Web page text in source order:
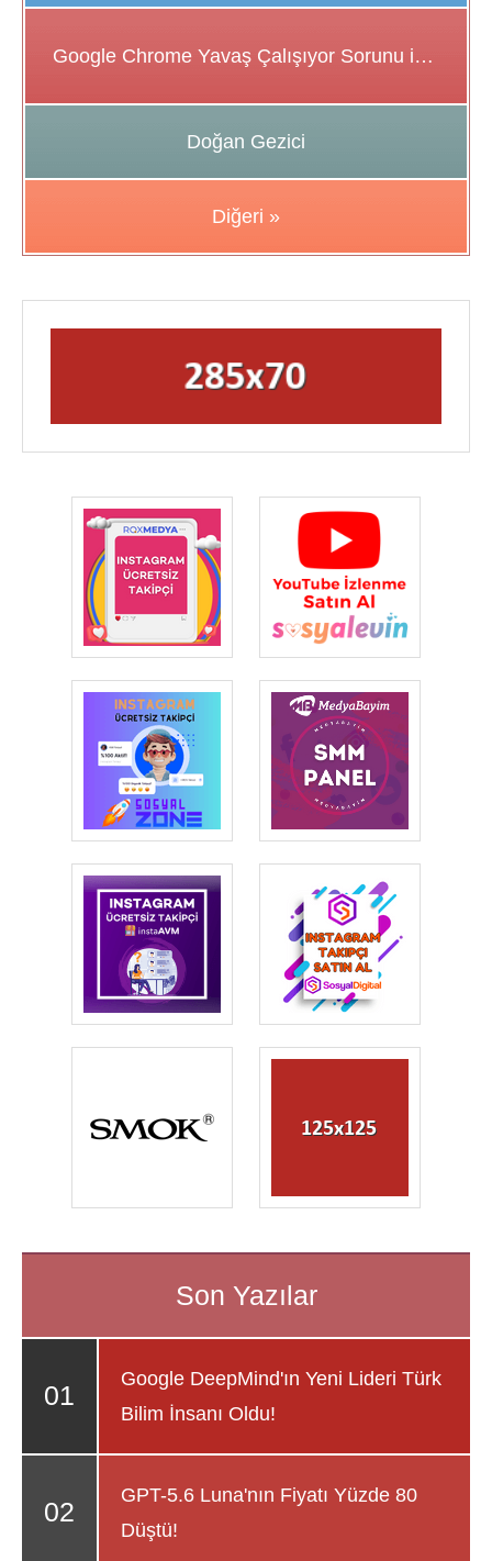
Google Chrome Yavaş Çalışıyor Sorunu için Çözüm Önerileri
Doğan Gezici
Diğeri »
Google DeepMind'ın Yeni Lideri Türk
Bilim İnsanı Oldu!
GPT-5.6 Luna'nın Fiyatı Yüzde 80
Düştü!